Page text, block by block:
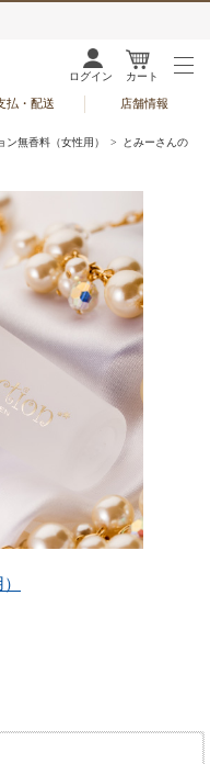
ログイン カート
払・配送 店舗情報
ン無香料（女性用）
> とみーさんの